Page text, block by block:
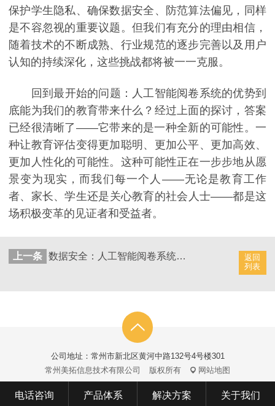
保护学生隐私、确保数据安全、防范算法偏见，同样
是不容忽视的重要议题。但我们有充分的理由相信，
随着技术的不断成熟、行业规范的逐步完善以及用户
认知的持续深化，这些挑战都将被一一克服。
回到最开始的问题：人工智能阅卷系统的优势到
底能为我们的教育带来什么？经过上面的探讨，答案
已经很清晰了——它带来的是一种全新的可能性。一
种让教育评估变得更加聪明、更加公平、更加高效、
更加人性化的可能性。这种可能性正在一步步地从愿
景变为现实，而我们每一个人——无论是教育工作
者、家长、学生还是关心教育的社会人士——都是这
场积极变革的见证者和受益者。
返回
列表
上一条 数据安全：人工智能阅卷系统保障
公司地址：常州市新北区黄河中路132号4号楼301
常州美拓信息技术有限公司
版权所有 网站地图
电话咨询 产品体系 解决方案 关于我们